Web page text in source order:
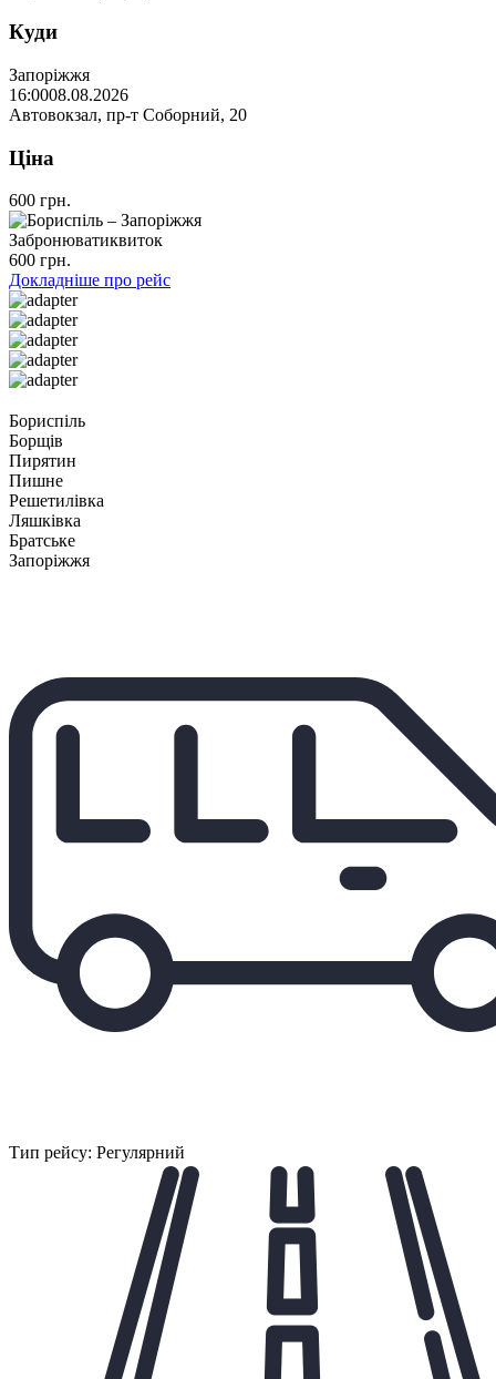
Куди
Запоріжжя
16:0008.08.2026
Автовокзал, пр-т Соборний, 20
Ціна
600 грн.
Забронюватиквиток
600 грн.
Докладніше про рейс
Бориспіль
Борщів
Пирятин
Пишне
Решетилівка
Ляшківка
Братське
Запоріжжя
Тип рейсу: Регулярний